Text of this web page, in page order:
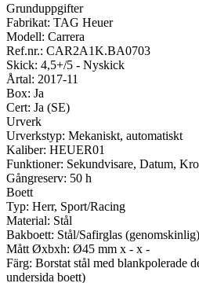
Grunduppgifter
Fabrikat: TAG Heuer
Modell: Carrera
Ref.nr.: CAR2A1K.BA0703
Skick: 4,5+/5 - Nyskick
Årtal: 2017-11
Box: Ja
Cert: Ja (SE)
Urverk
Urverkstyp: Mekaniskt, automatiskt
Kaliber: HEUER01
Funktioner: Sekundvisare, Datum,
Gångreserv: 50 h
Boett
Typ: Herr, Sport/Racing
Material: Stål
Bakboett: Stål/Safirglas (genomskinlig)
Mått Øxbxh: Ø45 mm x - x -
Färg: Borstat stål med blankpolerade
undersida boett)